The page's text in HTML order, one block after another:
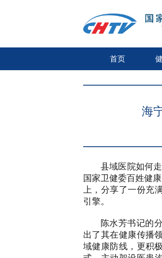
首页
海
县域医院如何
国家卫健委百姓健
上，分享了一份充
引擎。
陈水芳书记的
出了其在健康传播
域健康防线，更积